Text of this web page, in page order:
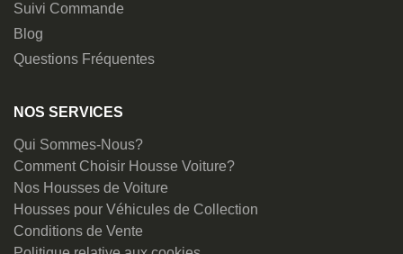
Suivi Commande
Blog
Questions Fréquentes
NOS SERVICES
Qui Sommes-Nous?
Comment Choisir Housse Voiture?
Nos Housses de Voiture
Housses pour Véhicules de Collection
Conditions de Vente